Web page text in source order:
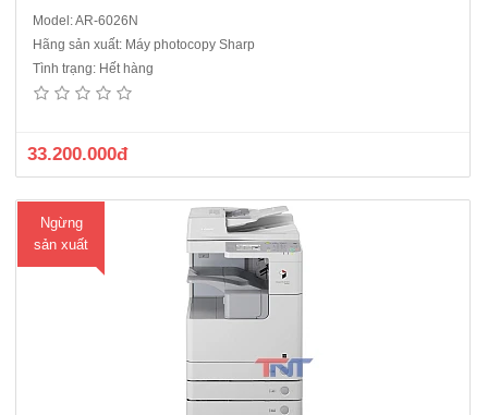
Model: AR-6026N
Hãng sản xuất: Máy photocopy Sharp
Tình trạng: Hết hàng
33.200.000đ
Ngừng
sản xuất
Máy photocopy Canon iR2525Chức năng chuẩn: Copy – In mạng –
Scan màu mạng.Tốc độ copy: 25 trang A4/phút.Màn hình LCD cảm
ứng Tiếng Việt.Sao chụp liên tục từ 01 - 999 copy..Bộ đảo bản sao